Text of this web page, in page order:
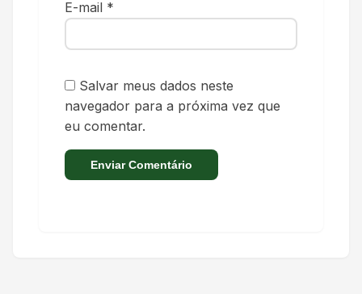
E-mail *
Salvar meus dados neste
navegador para a próxima vez que
eu comentar.